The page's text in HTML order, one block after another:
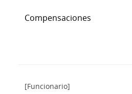
Compensaciones
[Funcionario]